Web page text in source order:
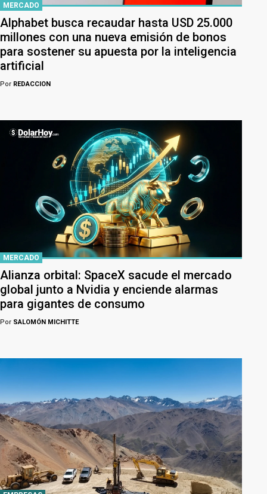
MERCADO
Alphabet busca recaudar hasta USD 25.000
millones con una nueva emisión de bonos
para sostener su apuesta por la inteligencia
artificial
Por REDACCION
MERCADO
Alianza orbital: SpaceX sacude el mercado
global junto a Nvidia y enciende alarmas
para gigantes de consumo
Por SALOMÓN MICHITTE